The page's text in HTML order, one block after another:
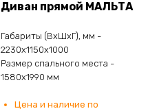
Диван прямой МАЛЬТА
Габариты (ВхШхГ), мм -
2230х1150х1000
Размер спального места -
1580х1990 мм
Цена и наличие по